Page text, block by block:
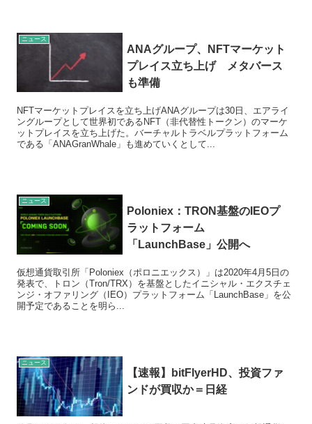
ニュース
ANAグループ、NFTマーケット
プレイス立ち上げ メタバース
も準備
NFTマーケットプレイスを立ち上げANAグループは30日、エアライ
ングループとして世界初であるNFT（非代替性トークン）のマーケ
ットプレイスを立ち上げた。バーチャルトラベルプラットフォーム
である「ANAGranWhale」も進めていくとして...
ニュース
Poloniex：TRON基盤のIEOプ
ラットフォーム
「LaunchBase」公開へ
仮想通貨取引所「Poloniex（ポロニエックス）」は2020年4月5日の
発表で、トロン（Tron/TRX）を基盤としたイニシャル・エクスチェ
ンジ・オファリング（IEO）プラットフォーム「LaunchBase」を公
開予定であることを明ら...
ニュース
【速報】bitFlyerHD、投資ファ
ンドが買収か＝日経